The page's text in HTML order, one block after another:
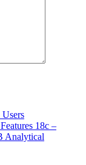
18c –
Analytical